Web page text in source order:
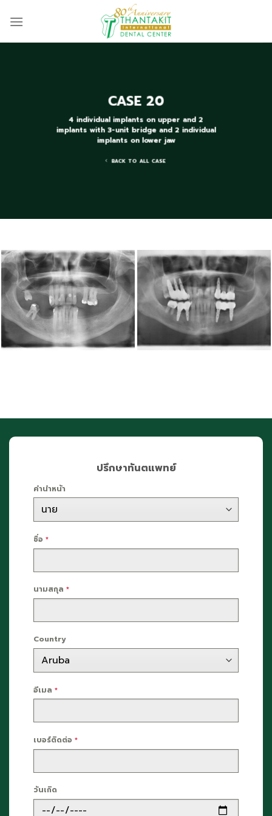
CASE 20
4 individual implants on upper and 2
implants with 3-unit bridge and 2 individual
implants on lower jaw
BACK TO ALL CASE
ปรึกษาทันตแพทย์
คำนำหน้า
ชื่อ *
นามสกุล *
Country
อีเมล *
เบอร์ติดต่อ *
วันเกิด